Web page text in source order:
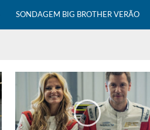
SONDAGEM BIG BROTHER VERÃO